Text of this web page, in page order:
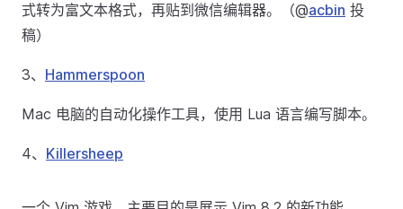
式转为富文本格式，再贴到微信编辑器。（@acbin 投
稿）
3、 Hammerspoon
Mac 电脑的自动化操作工具，使用 Lua 语言编写脚本。
4、 Killersheep